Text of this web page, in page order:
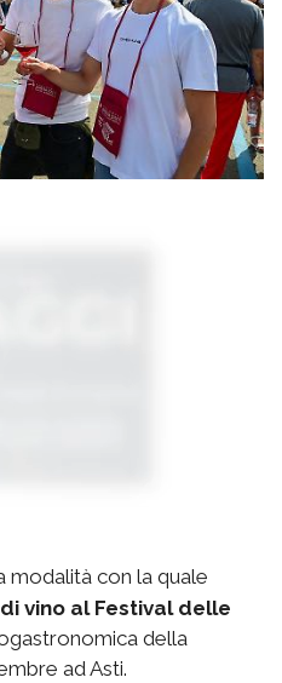
modalità con la quale
vino al Festival delle
della
ad Asti.